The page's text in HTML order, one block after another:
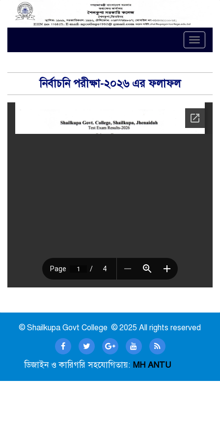
Toggle
নির্বাচনি পরীক্ষা-২০২৬ এর ফলাফল
© Shailkupa Govt College © 2025 All rights reserved
ডিজাইন ও কারিগরি সহযোগিতায়: MH ANTU